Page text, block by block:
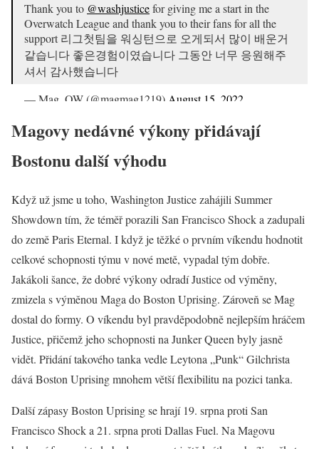
Thank you to @washjusticefor giving me a start in the
Overwatch League and thank you to their fans for all the
support 리그첫팀을 워싱턴으로 오게되서 많이 배운거
같습니다 좋은경험이였습니다 그동안 너무 응원해주
셔서 감사했습니다
— Mag_OW (@magmag1219) August 15, 2022
Magovy nedávné výkony přidávají
Bostonu další výhodu
Když už jsme u toho, Washington Justice zahájili Summer
Showdown tím, že téměř porazili San Francisco Shock a zadupali
do země Paris Eternal. I když je těžké o prvním víkendu hodnotit
celkové schopnosti týmu v nové metě, vypadal tým dobře.
Jakákoli šance, že dobré výkony odradí Justice od výměny,
zmizela s výměnou Maga do Boston Uprising. Zároveň se Mag
dostal do formy. O víkendu byl pravděpodobně nejlepším hráčem
Justice, přičemž jeho schopnosti na Junker Queen byly jasně
vidět. Přidání takového tanka vedle Leytona „Punk“ Gilchrista
dává Boston Uprising mnohem větší flexibilitu na pozici tanka.
Další zápasy Boston Uprising se hrají 19. srpna proti San
Francisco Shock a 21. srpna proti Dallas Fuel. Na Magovu